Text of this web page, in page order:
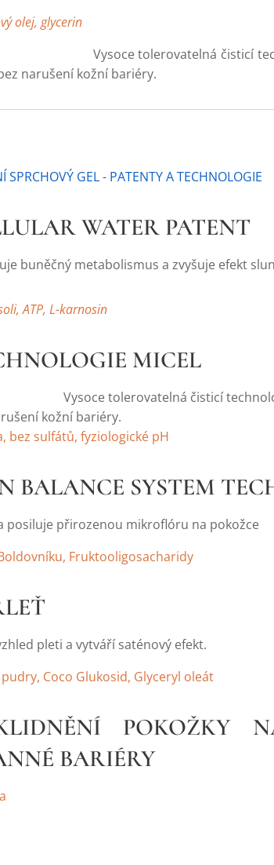
olej, glycerin
tolerovatelná čisticí technologie,
narušení kožní bariéry.
SPRCHOVÝ GEL - PATENTY A TECHNOLOGIE
WATER PATENT
buněčný metabolismus a zvyšuje efekt
ATP, L-karnosin
MICEL
tolerovatelná čisticí technologie,
kožní bariéry.
bez sulfátů, fyziologické pH
BALANCE SYSTEM
posiluje přirozenou mikroflóru na pokožce
Fruktooligosacharidy
pleti a vytváří saténový efekt.
Coco Glukosid, Glyceryl oleát
POKOŽKY
BARIÉRY